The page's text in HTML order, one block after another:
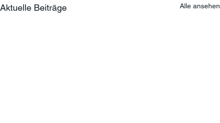
Aktuelle Beiträge Alle ansehen